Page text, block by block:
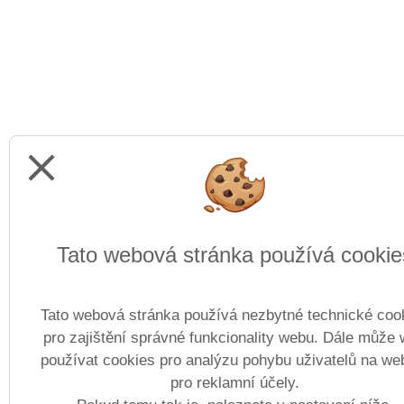
close
Tato webová stránka používá
Tato webová stránka používá nezbytné technické
pro zajištění správné funkcionality webu. Dále může
používat cookies pro analýzu pohybu uživatelů na
pro reklamní účely.